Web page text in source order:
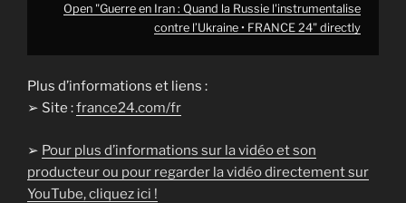
Open "Guerre en Iran : Quand la Russie l'instrumentalise
contre l’Ukraine • FRANCE 24" directly
Plus d’informations et liens :
➢ Site :france24.com/fr
➢ Pour plus d’informations sur la vidéo et son
producteur ou pour regarder la vidéo directement sur
YouTube, cliquez ici !